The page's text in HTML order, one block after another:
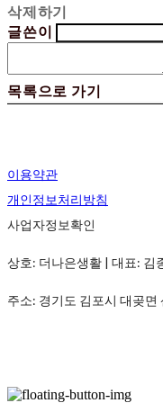
삭제하기
글쓴이
목록으로 가기
이용약관
개인정보처리방침
사업자정보확인
상호: 더나은생활 | 대표: 김
주소: 경기도 김포시 대곶